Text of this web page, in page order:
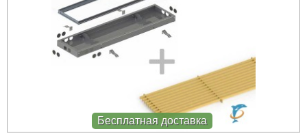
Бесплатная доставка